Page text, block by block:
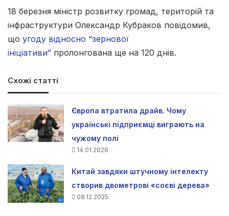
18 березня міністр розвитку громад, територій та
інфраструктури Олександр Кубраков повідомив,
що угоду відносно “зернової
ініціативи” пролонгована ще на 120 днів.
Схожі статті
Європа втратила драйв. Чому
українські підприємці виграють на
чужому полі
14.01.2026
Китай завдяки штучному інтелекту
створив двометрові «соєві дерева»
08.12.2025